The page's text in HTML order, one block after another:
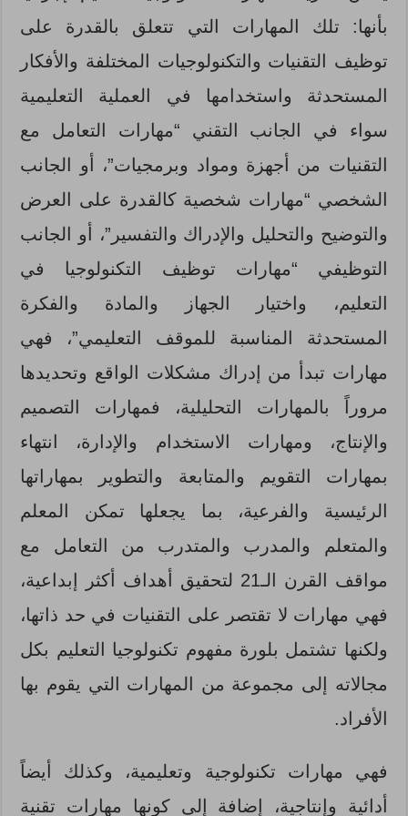
بأنها: تلك المهارات التي تتعلق بالقدرة على
توظيف التقنيات والتكنولوجيات المختلفة والأفكار
المستحدثة واستخدامها في العملية التعليمية
سواء في الجانب التقني “مهارات التعامل مع
التقنيات من أجهزة ومواد وبرمجيات”، أو الجانب
الشخصي “مهارات شخصية كالقدرة على العرض
والتوضيح والتحليل والإدراك والتفسير”، أو الجانب
التوظيفي “مهارات توظيف التكنولوجيا في
التعليم، واختيار الجهاز والمادة والفكرة
المستحدثة المناسبة للموقف التعليمي”، فهي
مهارات تبدأ من إدراك مشكلات الواقع وتحديدها
مروراً بالمهارات التحليلية، فمهارات التصميم
والإنتاج، ومهارات الاستخدام والإدارة، انتهاء
بمهارات التقويم والمتابعة والتطوير بمهاراتها
الرئيسية والفرعية، بما يجعلها تمكن المعلم
والمتعلم والمدرب والمتدرب من التعامل مع
مواقف القرن الـ21 لتحقيق أهداف أكثر إبداعية،
فهي مهارات لا تقتصر على التقنيات في حد ذاتها،
ولكنها تشتمل بلورة مفهوم تكنولوجيا التعليم بكل
مجالاته إلى مجموعة من المهارات التي يقوم بها
الأفراد.
فهي مهارات تكنولوجية وتعليمية، وكذلك أيضاً
أدائية وإنتاجية، إضافة إلى كونها مهارات تقنية